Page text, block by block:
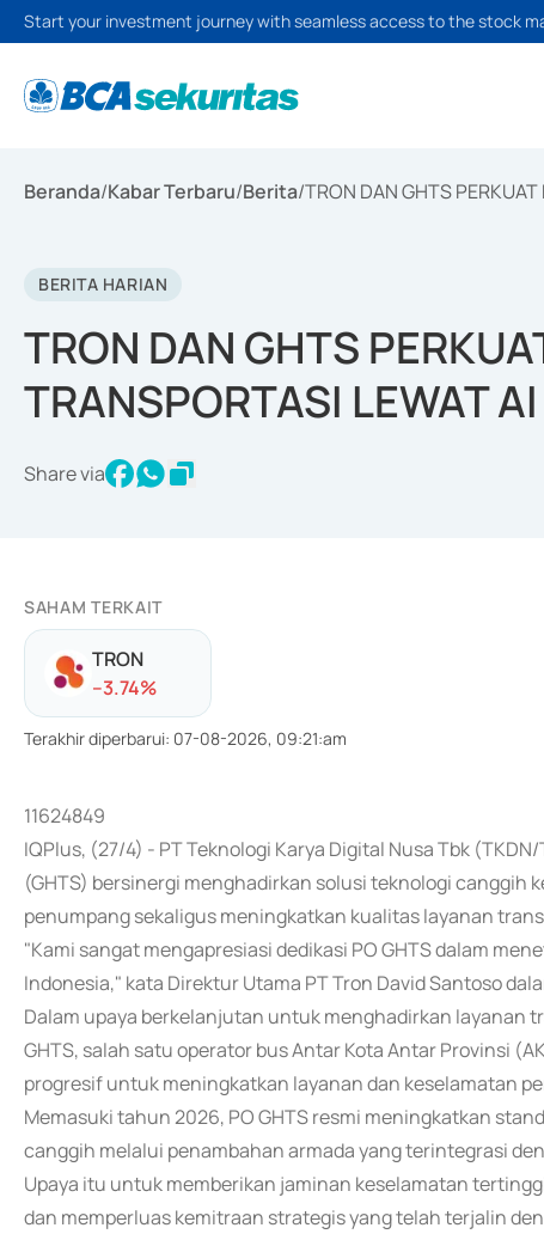
Start your investment journey with seamless access to the stock
Beranda/Kabar Terbaru/Berita/TRON DAN GHTS
BERITA HARIAN
TRON DAN GHTS
TRANSPORTASI LEWAT AI
Share via
SAHAM TERKAIT
TRON
--3.74%
Terakhir diperbarui: 07-08-2026, 09:21:am
11624849
IQPlus, (27/4) - PT Teknologi Karya Digital Nusa Tbk
(GHTS) bersinergi menghadirkan solusi teknologi
penumpang sekaligus meningkatkan kualitas layanan
"Kami sangat mengapresiasi dedikasi PO GHTS dalam
Indonesia," kata Direktur Utama PT Tron David Santoso
Dalam upaya berkelanjutan untuk menghadirkan layanan
GHTS, salah satu operator bus Antar Kota Antar Provinsi
progresif untuk meningkatkan layanan dan keselamatan
Memasuki tahun 2026, PO GHTS resmi meningkatkan
canggih melalui penambahan armada yang terintegrasi
Upaya itu untuk memberikan jaminan keselamatan
dan memperluas kemitraan strategis yang telah terjalin